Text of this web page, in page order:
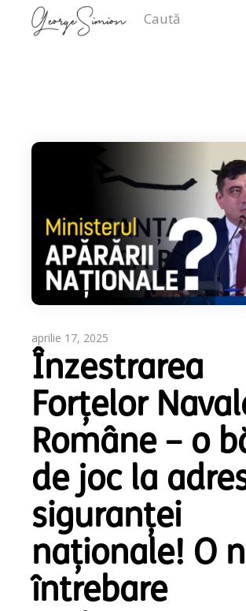
aprilie 17, 2025
Înzestrarea
Forțelor
Române – o
de joc la
siguranței
naționale! O
întrebare